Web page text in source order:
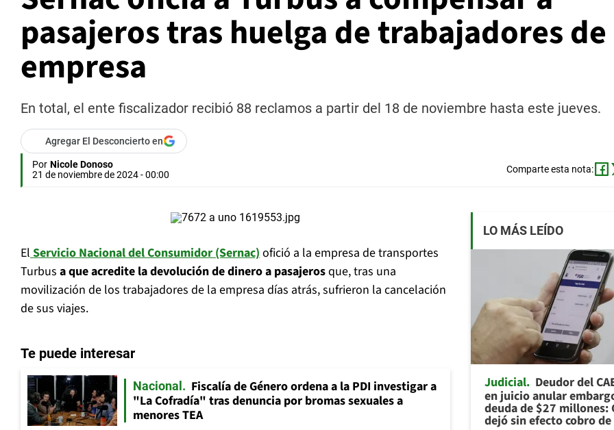
pasajeros tras huelga de trabajadores
empresa
En total, el ente fiscalizador recibió 88 reclamos a partir del 18 de noviembre hasta este jueves.
Agregar El Desconcierto en
Por Nicole Donoso
21 de noviembre de 2024 - 00:00
Comparte esta nota:
ElServicio Nacional del Consumidor (Sernac)ofició a la empresa de transportes
Turbus a que acredite la devolución de dinero a pasajerosque, tras una
movilización de los trabajadores de la empresa días atrás, sufrieron la cancelación
de sus viajes.
Te puede interesar
Nacional
Fiscalía de Género ordena a la PDI investigar a
"La Cofradía" tras denuncia por bromas sexuales a
menores TEA
LO MÁS LEÍDO
Judicial Deudor del
en juicio anular
deuda de $27 millones:
dejó sin efecto cobro de